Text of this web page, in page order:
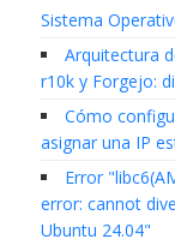
Sistema
Arquitectura
r10k y Forgejo:
Cómo
asignar una IP
Error
error: cannot
Ubuntu 24.04"